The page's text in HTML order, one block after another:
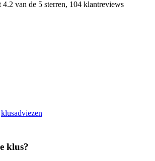
4.2 van de 5 sterren, 104 klantreviews
klusadviezen
klus?